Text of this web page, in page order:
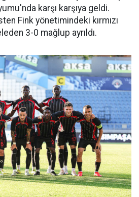
karşı karşıya geldi.
Fink yönetimindeki kırmızı
3-0 mağlup ayrıldı.